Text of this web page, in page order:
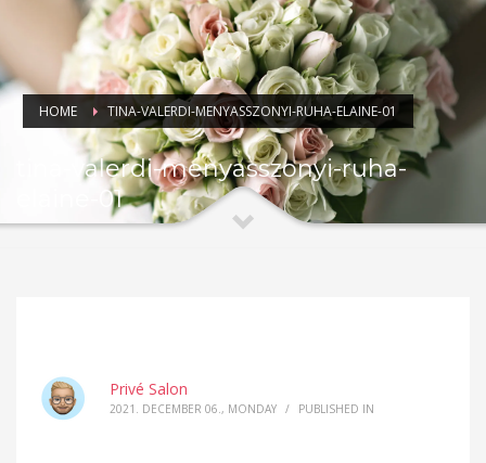
HOME TINA-VALERDI-MENYASSZONYI-RUHA-ELAINE-01
tina-valerdi-menyasszonyi-ruha-
elaine-01
Privé Salon
2021. DECEMBER 06., MONDAY / PUBLISHED IN